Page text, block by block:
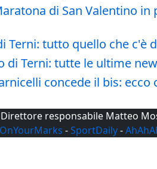
di San Valentino
Terni: tutto quello che c'è
di Terni: tutte le ultime
concede il bis: ecco
responsabile Matteo
OnYourMarks -SportDaily-